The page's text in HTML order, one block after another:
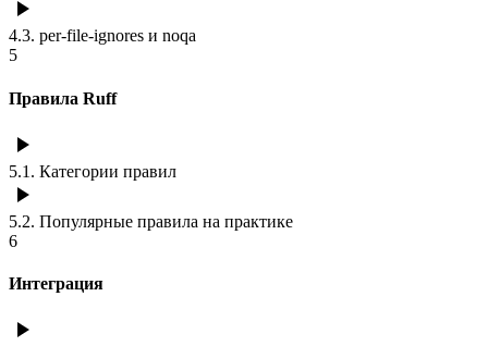
4.3. per-file-ignores и noqa
5
Правила Ruff
5.1 . Категории правил
5.2. Популярные правила на практике
6
Интеграция